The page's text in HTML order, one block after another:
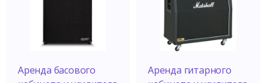
Аренда басового
Аренда гитарного